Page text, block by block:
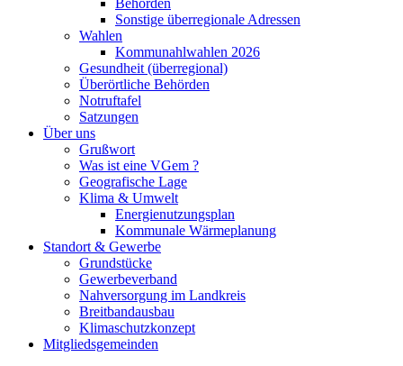
Behörden
Sonstige überregionale Adressen
Wahlen
Kommunahlwahlen 2026
Gesundheit (überregional)
Überörtliche Behörden
Notruftafel
Satzungen
Über uns
Grußwort
Was ist eine VGem ?
Geografische Lage
Klima & Umwelt
Energienutzungsplan
Kommunale Wärmeplanung
Standort & Gewerbe
Grundstücke
Gewerbeverband
Nahversorgung im Landkreis
Breitbandausbau
Klimaschutzkonzept
Mitgliedsgemeinden